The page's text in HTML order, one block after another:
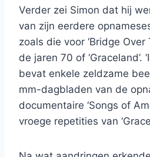
Verder zei Simon dat hij
van zijn eerdere
zoals die voor ‘Bridge Over
de jaren 70 of ‘Graceland’.
bevat enkele zeldzame
mm-dagbladen van de
documentaire ‘Songs of
vroege repetities van